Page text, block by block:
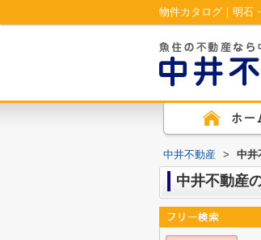
物件カタログ｜明石
中井不動産 > 中井
中井不動産